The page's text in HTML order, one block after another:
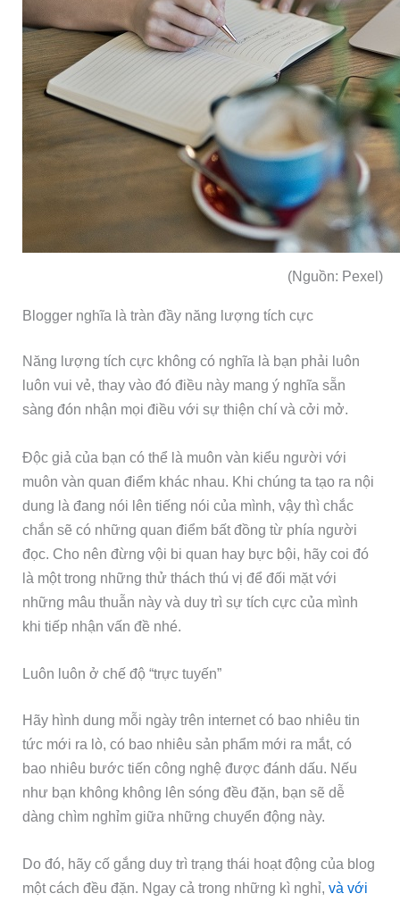
(Nguồn: Pexel)
Blogger nghĩa là tràn đầy năng lượng tích cực
Năng lượng tích cực không có nghĩa là bạn phải luôn
luôn vui vẻ, thay vào đó điều này mang ý nghĩa sẵn
sàng đón nhận mọi điều với sự thiện chí và cởi mở.
Độc giả của bạn có thể là muôn vàn kiểu người với
muôn vàn quan điểm khác nhau. Khi chúng ta tạo ra nội
dung là đang nói lên tiếng nói của mình, vậy thì chắc
chắn sẽ có những quan điểm bất đồng từ phía người
đọc. Cho nên đừng vội bi quan hay bực bội, hãy coi đó
là một trong những thử thách thú vị để đối mặt với
những mâu thuẫn này và duy trì sự tích cực của mình
khi tiếp nhận vấn đề nhé.
Luôn luôn ở chế độ “trực tuyến”
Hãy hình dung mỗi ngày trên internet có bao nhiêu tin
tức mới ra lò, có bao nhiêu sản phẩm mới ra mắt, có
bao nhiêu bước tiến công nghệ được đánh dấu. Nếu
như bạn không không lên sóng đều đặn, bạn sẽ dễ
dàng chìm nghỉm giữa những chuyển động này.
Do đó, hãy cố gắng duy trì trạng thái hoạt động của blog
một cách đều đặn. Ngay cả trong những kì nghỉ,và với